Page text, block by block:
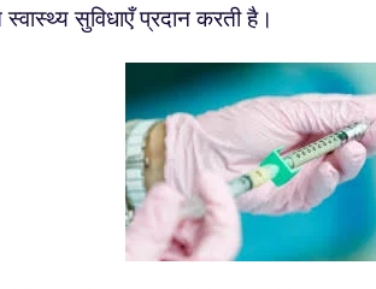
स्वास्थ्य सुविधाएँ प्रदान करती है।